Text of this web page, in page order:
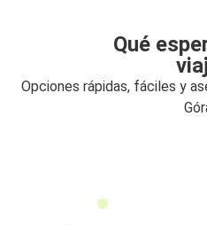
Qué
Opciones rápidas, fáciles y